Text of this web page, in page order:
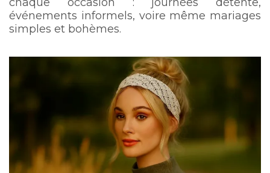
événements informels, voire même mariages
simples et bohèmes.